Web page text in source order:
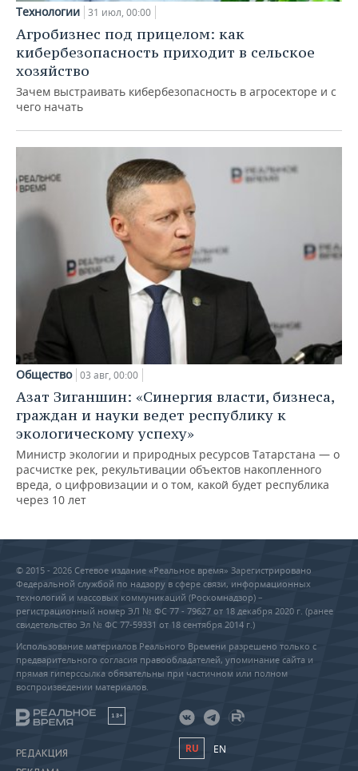
Технологии 31 июл, 00:00
Агробизнес под прицелом: как
кибербезопасность приходит в сельское
хозяйство
Зачем выстраивать кибербезопасность в агросекторе и с
чего начать
Общество 03 авг, 00:00
Азат Зиганшин: «Синергия власти, бизнеса,
граждан и науки ведет республику к
экологическому успеху»
Министр экологии и природных ресурсов Татарстана — о
расчистке рек, рекультивации объектов накопленного
вреда, о цифровизации и о том, какой будет республика
через 10 лет
© 2015 - 2026 Сетевое издание «Реальное время» Зарегистрировано
Федеральной службой по надзору в сфере связи, информационных
технологий и массовых коммуникаций (Роскомнадзор) –
регистрационный номер ЭЛ № ФС 77 - 79627 от 18 декабря 2020 г. (ранее
свидетельство Эл № ФС 77-59331 от 18 сентября 2014 г.)
Использование материалов Реального Времени разрешено только с
предварительного согласия правообладателей, упоминание сайта и
прямая гиперссылка обязательны при частичном или полном
воспроизведении материалов.
18+
РЕДАКЦИЯ
RU EN